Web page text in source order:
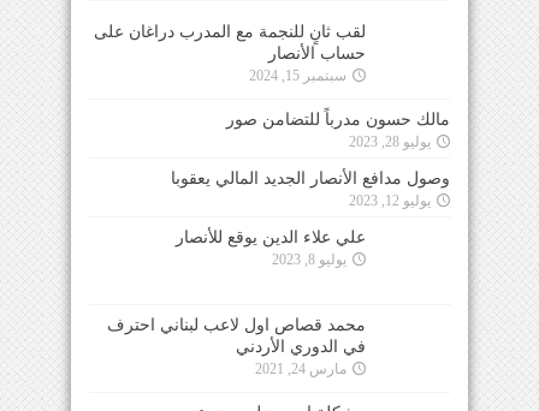
لقب ثانٍ للنجمة مع المدرب دراغان على
حساب الأنصار
سبتمبر 15, 2024
مالك حسون مدرباً للتضامن صور
يوليو 28, 2023
وصول مدافع الأنصار الجديد المالي يعقوبا
يوليو 12, 2023
علي علاء الدين يوقع للأنصار
يوليو 8, 2023
محمد قصاص اول لاعب لبناني احترف
في الدوري الأردني
مارس 24, 2021